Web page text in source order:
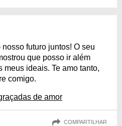
futuro juntos! O seu
que posso ir além
meus ideais. Te amo tanto,
comigo.
de amor
COMPARTILHAR